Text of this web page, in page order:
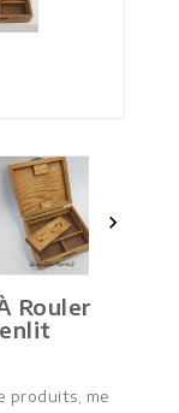

Rouler
produits, me